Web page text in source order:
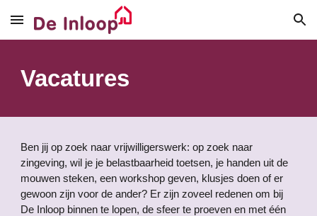
Skip to main content Skip to navigation
Vacatures
Ben jij op zoek naar vrijwilligerswerk: op zoek naar
zingeving, wil je je belastbaarheid toetsen, je handen uit de
mouwen steken, een workshop geven, klusjes doen of er
gewoon zijn voor de ander? Er zijn zoveel redenen om bij
De Inloop binnen te lopen, de sfeer te proeven en met één